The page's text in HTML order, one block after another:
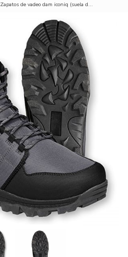
Zapatos de vadeo dam iconiq (suela de goma)